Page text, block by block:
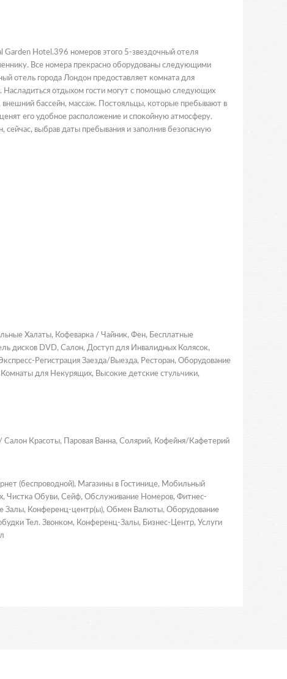
Garden Hotel.396 номеров этого 5-звездочный отеля
Все номера прекрасно оборудованы следующими
отель города Лондон предоставляет комната для
Насладиться отдыхом гости могут с помощью следующих
бассейн, массаж. Постояльцы, которые пребывают в
его удобное расположение и спокойную атмосферу.
выбрав даты пребывания и заполнив безопасную
Халаты, Кофеварка / Чайник, Фен, Бесплатные
дисков DVD, Салон, Доступ для Инвалидных Колясок,
Регистрация Заезда/Выезда, Ресторан, Оборудование
для Некурящих, Высокие детские стульчики,
Красоты, Паровая Ванна, Солярий, Кофейня/Кафетерий
(беспроводной), Магазины в Гостинице, Мобильный
Обуви, Сейф, Обслуживание Номеров, Фитнес-
Залы, Конференц-центр(ы), Обмен Валюты, Оборудование
Тел. Звонком, Конференц-Залы, Бизнес-Центр, Услуги